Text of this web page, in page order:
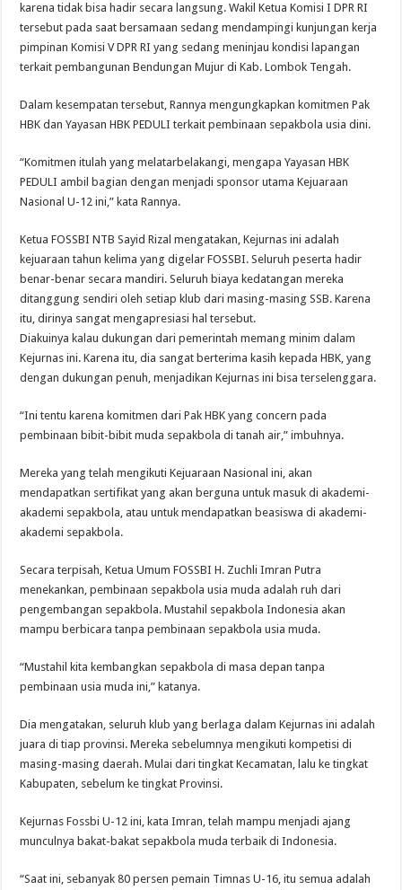
karena tidak bisa hadir secara langsung. Wakil Ketua Komisi I DPR RI
tersebut pada saat bersamaan sedang mendampingi kunjungan kerja
pimpinan Komisi V DPR RI yang sedang meninjau kondisi lapangan
terkait pembangunan Bendungan Mujur di Kab. Lombok Tengah.
Dalam kesempatan tersebut, Rannya mengungkapkan komitmen Pak
HBK dan Yayasan HBK PEDULI terkait pembinaan sepakbola usia dini.
“Komitmen itulah yang melatarbelakangi, mengapa Yayasan HBK
PEDULI ambil bagian dengan menjadi sponsor utama Kejuaraan
Nasional U-12 ini,” kata Rannya.
Ketua FOSSBI NTB Sayid Rizal mengatakan, Kejurnas ini adalah
kejuaraan tahun kelima yang digelar FOSSBI. Seluruh peserta hadir
benar-benar secara mandiri. Seluruh biaya kedatangan mereka
ditanggung sendiri oleh setiap klub dari masing-masing SSB. Karena
itu, dirinya sangat mengapresiasi hal tersebut.
Diakuinya kalau dukungan dari pemerintah memang minim dalam
Kejurnas ini. Karena itu, dia sangat berterima kasih kepada HBK, yang
dengan dukungan penuh, menjadikan Kejurnas ini bisa terselenggara.
“Ini tentu karena komitmen dari Pak HBK yang concern pada
pembinaan bibit-bibit muda sepakbola di tanah air,” imbuhnya.
Mereka yang telah mengikuti Kejuaraan Nasional ini, akan
mendapatkan sertifikat yang akan berguna untuk masuk di akademi-
akademi sepakbola, atau untuk mendapatkan beasiswa di akademi-
akademi sepakbola.
Secara terpisah, Ketua Umum FOSSBI H. Zuchli Imran Putra
menekankan, pembinaan sepakbola usia muda adalah ruh dari
pengembangan sepakbola. Mustahil sepakbola Indonesia akan
mampu berbicara tanpa pembinaan sepakbola usia muda.
“Mustahil kita kembangkan sepakbola di masa depan tanpa
pembinaan usia muda ini,” katanya.
Dia mengatakan, seluruh klub yang berlaga dalam Kejurnas ini adalah
juara di tiap provinsi. Mereka sebelumnya mengikuti kompetisi di
masing-masing daerah. Mulai dari tingkat Kecamatan, lalu ke tingkat
Kabupaten, sebelum ke tingkat Provinsi.
Kejurnas Fossbi U-12 ini, kata Imran, telah mampu menjadi ajang
munculnya bakat-bakat sepakbola muda terbaik di Indonesia.
“Saat ini, sebanyak 80 persen pemain Timnas U-16, itu semua adalah